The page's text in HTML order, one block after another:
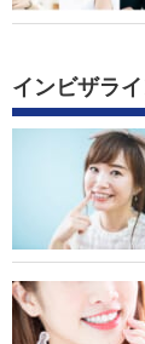
インビザラ